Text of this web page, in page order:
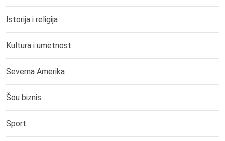
Istorija i religija
Kultura i umetnost
Severna Amerika
Šou biznis
Sport